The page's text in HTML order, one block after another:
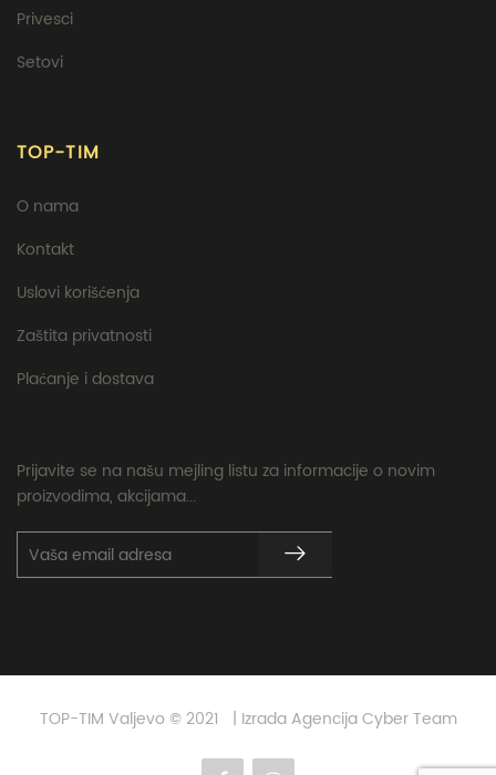
Privesci
Setovi
TOP-TIM
O nama
Kontakt
Uslovi korišćenja
Zaštita privatnosti
Plaćanje i dostava
Prijavite se na našu mejling listu za informacije o novim
proizvodima, akcijama...
TOP-TIM Valjevo © 2021 | Izrada Agencija Cyber Team